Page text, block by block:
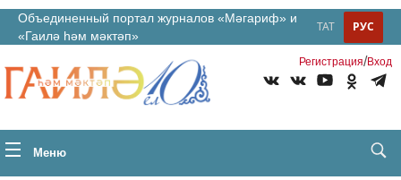
Объединенный портал журналов «Мәгариф» и
«Гаилә һәм мәктәп»
РУС
ТАТ
Регистрация/Вход
Меню